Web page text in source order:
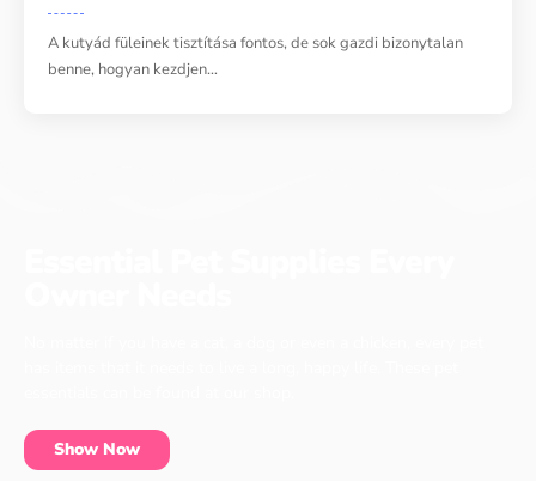
A kutyád füleinek tisztítása fontos, de sok gazdi bizonytalan
benne, hogyan kezdjen…
Show Now